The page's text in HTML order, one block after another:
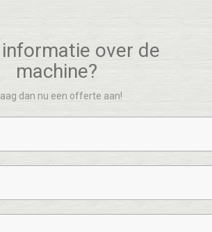
over de
machine?
dan nu een offerte aan!